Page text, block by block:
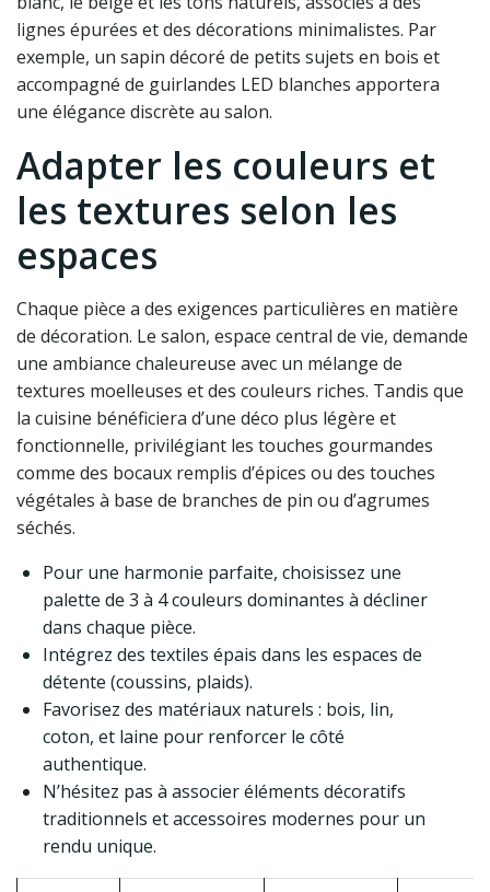
lignes épurées et des décorations minimalistes. Par
exemple, un sapin décoré de petits sujets en bois et
accompagné de guirlandes LED blanches apportera
une élégance discrète au salon.
Adapter les couleurs et
les textures selon les
espaces
Chaque pièce a des exigences particulières en matière
de décoration. Le salon, espace central de vie, demande
une ambiance chaleureuse avec un mélange de
textures moelleuses et des couleurs riches. Tandis que
la cuisine bénéficiera d’une déco plus légère et
fonctionnelle, privilégiant les touches gourmandes
comme des bocaux remplis d’épices ou des touches
végétales à base de branches de pin ou d’agrumes
séchés.
Pour une harmonie parfaite, choisissez une
palette de 3 à 4 couleurs dominantes à décliner
dans chaque pièce.
Intégrez des textiles épais dans les espaces de
détente (coussins, plaids).
Favorisez des matériaux naturels : bois, lin,
coton, et laine pour renforcer le côté
authentique.
N’hésitez pas à associer éléments décoratifs
traditionnels et accessoires modernes pour un
rendu unique.